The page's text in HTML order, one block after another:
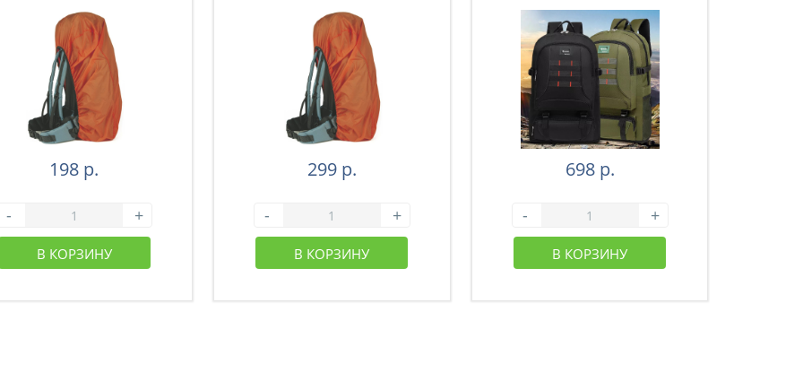
198 р.
- +
В КОРЗИНУ
299 р.
- +
В КОРЗИНУ
698 р.
- +
В КОРЗИНУ